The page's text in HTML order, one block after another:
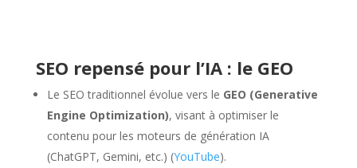
SEO repensé pour l’IA : le GEO
Le SEO traditionnel évolue vers le GEO (Generative
Engine Optimization), visant à optimiser le
contenu pour les moteurs de génération IA
(ChatGPT, Gemini, etc.) (YouTube).